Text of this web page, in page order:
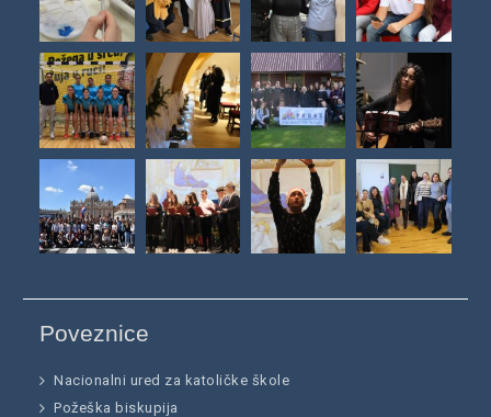
Poveznice
Nacionalni ured za katoličke škole
Požeška biskupija